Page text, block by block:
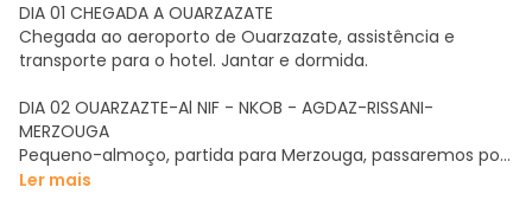
DIA 01 CHEGADA A OUARZAZATE
Chegada ao aeroporto de Ouarzazate, assistência e
transporte para o hotel. Jantar e dormida.
DIA 02 OUARZAZTE-Al NIF - NKOB - AGDAZ-RISSANI-
MERZOUGA
Pequeno-almoço, partida para Merzouga, passaremos por
várias aldeias berberes como Rissani, situada a 22 km de
Ler mais